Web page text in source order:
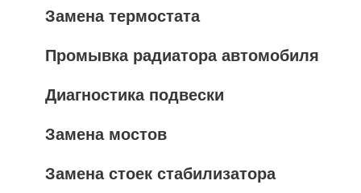
Замена термостата
Промывка радиатора автомобиля
Диагностика подвески
Замена мостов
Замена стоек стабилизатора